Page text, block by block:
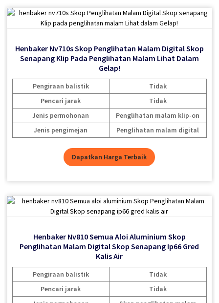
Henbaker Nv710s Skop Penglihatan Malam Digital Skop
Senapang Klip Pada Penglihatan Malam Lihat Dalam
Gelap!
Pengiraan balistik
Tidak
Pencari jarak
Tidak
Jenis permohonan
Penglihatan malam klip-on
Jenis pengimejan
Penglihatan malam digital
Dapatkan Harga Terbaik
Henbaker Nv810 Semua Aloi Aluminium Skop
Penglihatan Malam Digital Skop Senapang Ip66 Gred
Kalis Air
Pengiraan balistik
Tidak
Pencari jarak
Tidak
Henbaker Nv810 Semua Aloi Aluminium Skop
Penglihatan Malam Digital Skop Senapang Ip66 Gred
Kalis Air
Pengiraan balistik
Tidak
Pencari jarak
Tidak
Jenis permohonan
Skop penglihatan malam
Jenis pengimejan
Penglihatan malam digital
Dapatkan Harga Terbaik
Henbaker NV700S Skop Penglihatan Malam Digital Skop
Senapang Klip Pada Penglihatan Malam Teleskop
Penglihatan Malam
Pengiraan balistik
Tidak
Pencari jarak
Tidak
Henbaker Nv710s Skop Penglihatan Malam Digital Skop
Senapang Klip Pada Penglihatan Malam Lihat Dalam
Gelap!
Pengiraan balistik
Tidak
Pencari jarak
Tidak
Jenis permohonan
Penglihatan malam klip-on
Jenis pengimejan
Penglihatan malam digital
Dapatkan Harga Terbaik
Henbaker Nv810 Semua Aloi Aluminium Skop
Penglihatan Malam Digital Skop Senapang Ip66 Gred
Kalis Air
Pengiraan balistik
Tidak
Pencari jarak
Tidak